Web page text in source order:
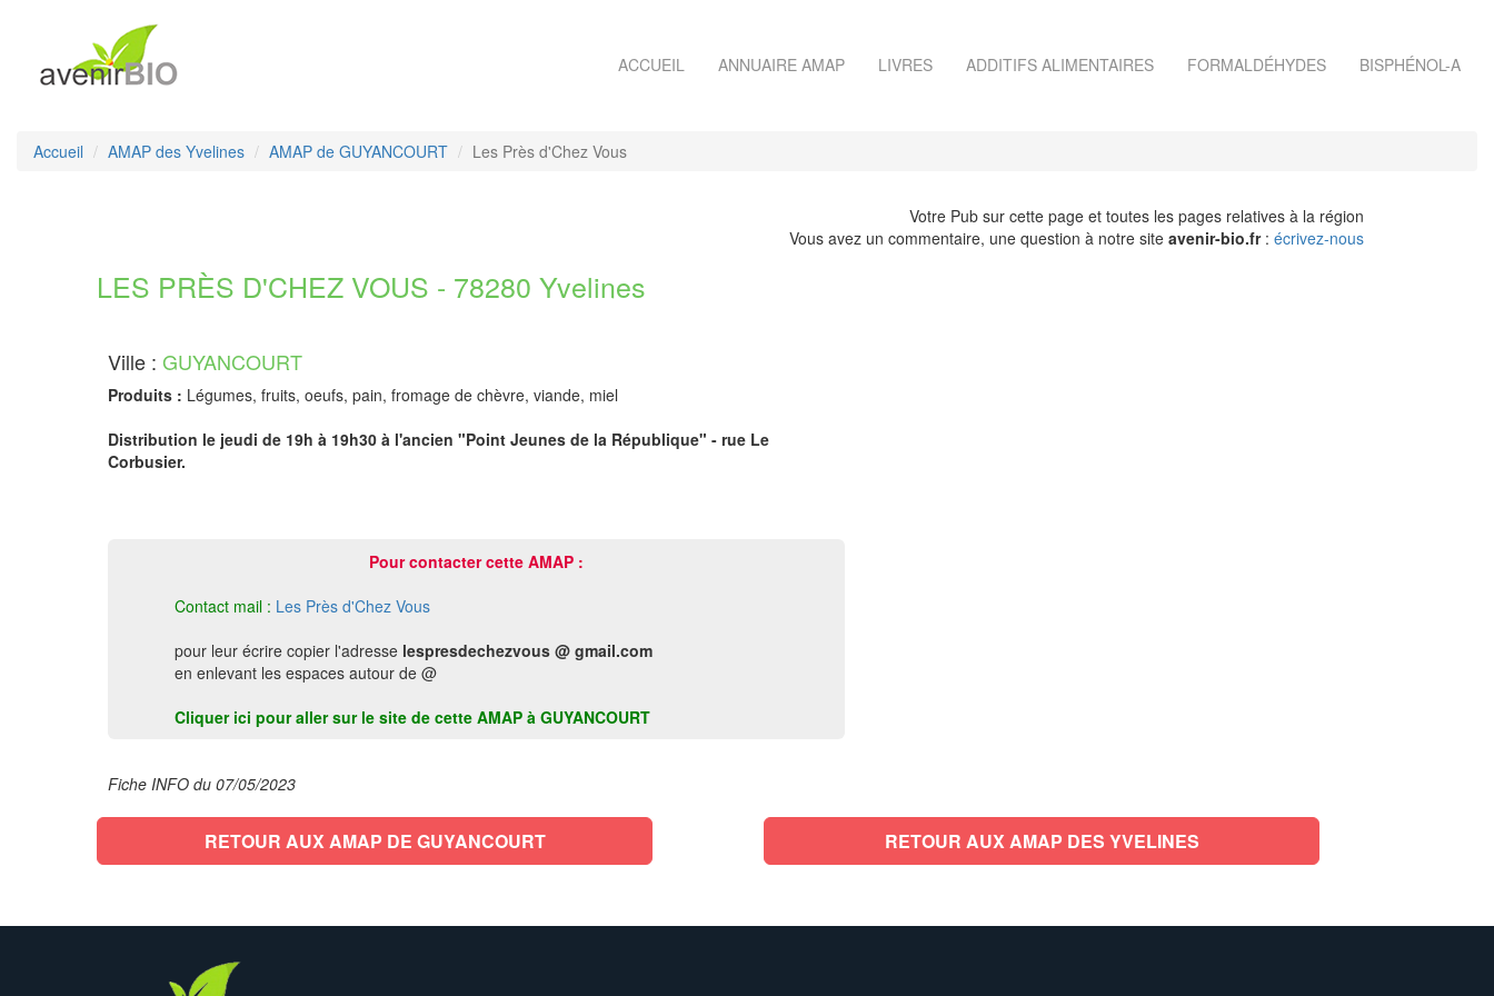
ACCUEIL ANNUAIRE AMAP LIVRES ADDITIFS ALIMENTAIRES FORMALDÉHYDES BISPHÉNOL-A
Accueil AMAP des Yvelines AMAP de GUYANCOURT Les Près d'Chez Vous
Votre Pub sur cette page et toutes les pages relatives à la région
Vous avez un commentaire, une question à notre site avenir-bio.fr: écrivez-nous
LES PRÈS D'CHEZ VOUS - 78280 Yvelines
Ville : GUYANCOURT
Produits : Légumes, fruits, oeufs, pain, fromage de chèvre, viande, miel
Distribution le jeudi de 19h à 19h30 à l'ancien "Point Jeunes de la République" - rue Le
Corbusier.
Pour contacter cette AMAP :
Contact mail : Les Près d'Chez Vous
pour leur écrire copier l'adresse lespresdechezvous @ gmail.com
en enlevant les espaces autour de @
Cliquer ici pour aller sur le site de cette AMAP à GUYANCOURT
Fiche INFO du 07/05/2023
RETOUR AUX AMAP DE GUYANCOURT RETOUR AUX AMAP DES YVELINES